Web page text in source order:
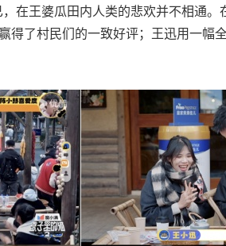
在王婆瓜田内人类的悲欢并不相通。
得了村民们的一致好评；王迅用一幅